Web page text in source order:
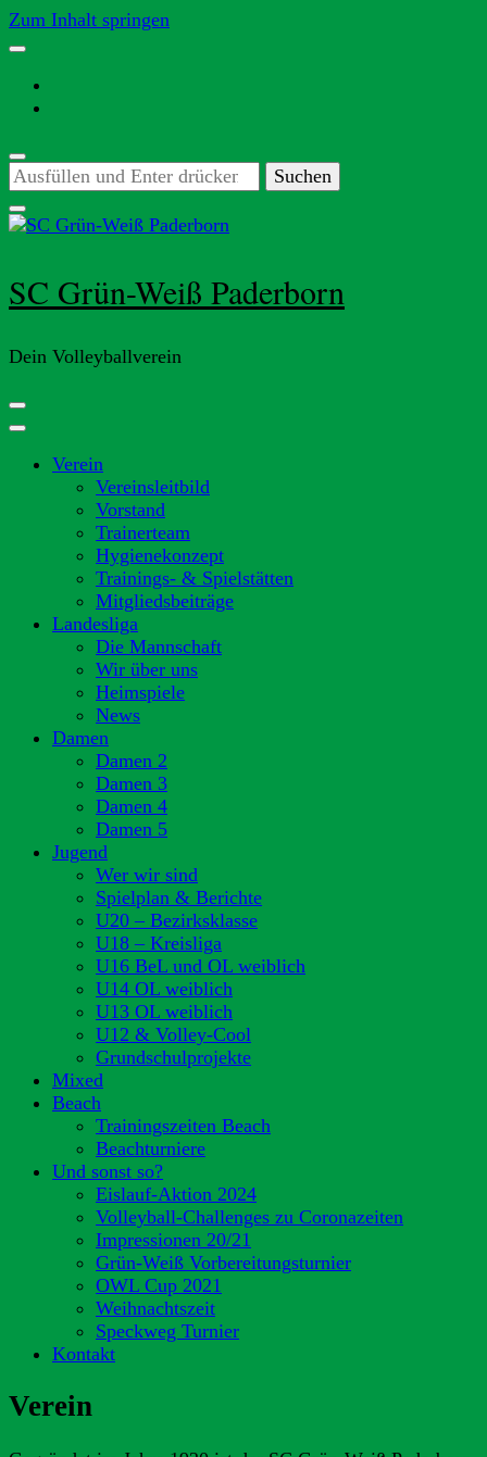
Zum Inhalt springen
Suchst
du
nach
etwas?
SC Grün-Weiß Paderborn
Dein Volleyballverein
Verein
Vereinsleitbild
Vorstand
Trainerteam
Hygienekonzept
Trainings- & Spielstätten
Mitgliedsbeiträge
Landesliga
Die Mannschaft
Wir über uns
Heimspiele
News
Damen
Damen 2
Damen 3
Damen 4
Damen 5
Jugend
Wer wir sind
Spielplan & Berichte
U20 – Bezirksklasse
U18 – Kreisliga
U16 BeL und OL weiblich
U14 OL weiblich
U13 OL weiblich
U12 & Volley-Cool
Grundschulprojekte
Mixed
Beach
Trainingszeiten Beach
Beachturniere
Und sonst so?
Eislauf-Aktion 2024
Volleyball-Challenges zu Coronazeiten
Impressionen 20/21
Grün-Weiß Vorbereitungsturnier
OWL Cup 2021
Weihnachtszeit
Speckweg Turnier
Kontakt
Verein